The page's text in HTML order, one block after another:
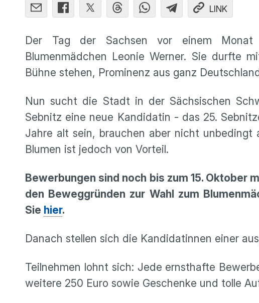
LINK
Der Tag der Sachsen vor einem
Blumenmädchen Leonie Werner. Sie durfte
Bühne stehen, Prominenz aus ganz
Nun sucht die Stadt in der Sächsischen
Sebnitz eine neue Kandidatin - das 25.
Jahre alt sein, brauchen aber nicht unbedingt
Blumen ist jedoch von Vorteil.
Bewerbungen sind noch bis zum 15. Oktober
den Beweggründen zur Wahl zum
Sie hier.
Danach stellen sich die Kandidatinnen einer
Teilnehmen lohnt sich: Jede ernsthafte
weitere 250 Euro sowie Geschenke und tolle